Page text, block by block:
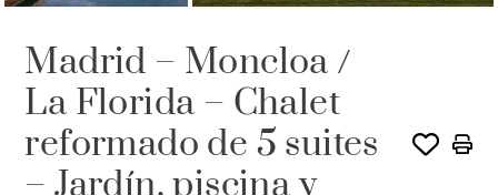
Madrid – Moncloa /
La Florida – Chalet
reformado de 5 suites
– Jardín, piscina y